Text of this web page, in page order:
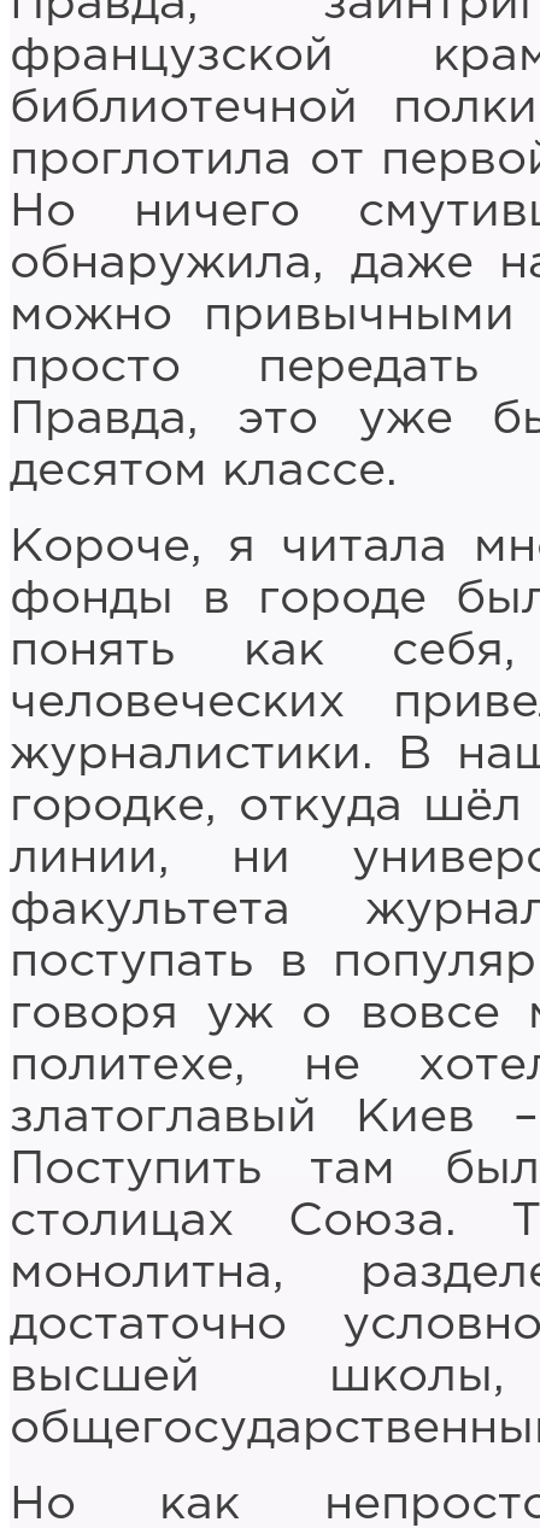
французской
библиотечной
проглотила от
Но ничего
обнаружила, даже
можно привычными
просто передать
Правда, это уже
десятом классе.
Короче, я читала
фонды в городе
понять как
человеческих
журналистики. В
городке, откуда
линии, ни
факультета
поступать в
говоря уж о вовсе
политехе, не
златоглавый Киев
Поступить там
столицах Союза.
монолитна,
достаточно
высшей школы,
Но как